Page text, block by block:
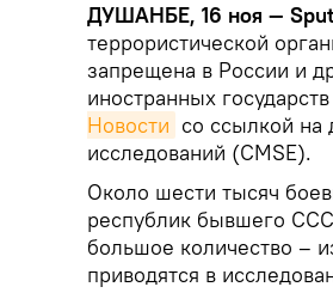
ДУШАНБЕ, 16 ноя —
террористической
запрещена в России и
иностранных
Новости со ссылкой на
исследований (CMSE).
Около шести тысяч
республик бывшего
большое количество –
приводятся в